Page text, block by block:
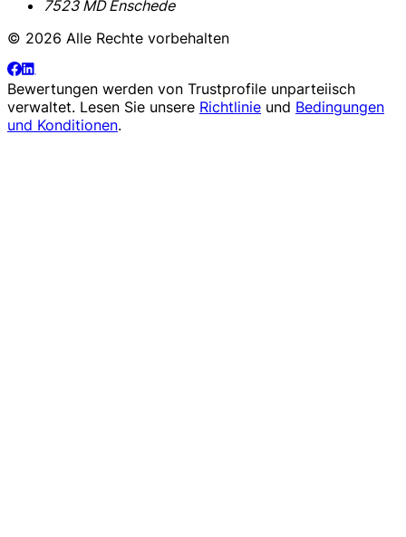
7523 MD Enschede
© 2026 Alle Rechte vorbehalten
Bewertungen werden von Trustprofile unparteiisch
verwaltet. Lesen Sie unsere Richtlinie und Bedingungen
und Konditionen.